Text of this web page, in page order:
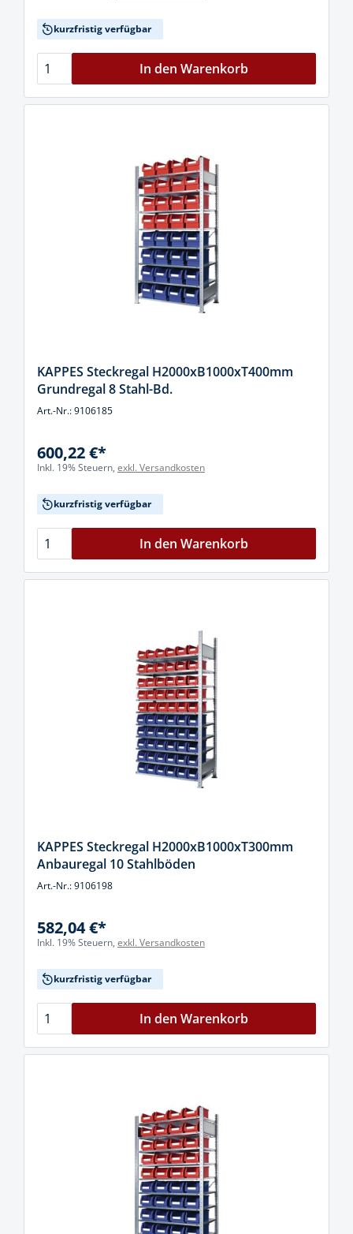
kurzfristig verfügbar
In den Warenkorb
KAPPES Steckregal H2000xB1000xT400mm
Grundregal 8 Stahl-Bd.
Art.-Nr.: 9106185
600,22 €*
Inkl. 19% Steuern, exkl. Versandkosten
kurzfristig verfügbar
In den Warenkorb
KAPPES Steckregal H2000xB1000xT300mm
Anbauregal 10 Stahlböden
Art.-Nr.: 9106198
582,04 €*
Inkl. 19% Steuern, exkl. Versandkosten
kurzfristig verfügbar
In den Warenkorb